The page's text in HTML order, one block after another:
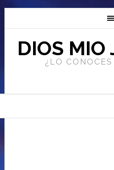
DIOS MIO
¿LO